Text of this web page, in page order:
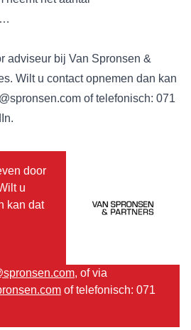
adviseur bij Van Spronsen &
Wilt u contact opnemen dan kan
of telefonisch: 071
.
door
u
kan dat
, of via
of telefonisch: 071